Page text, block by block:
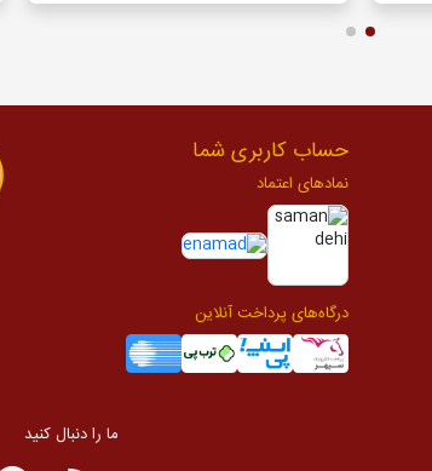
حساب کاربری شما
نمادهای اعتماد
درگاه‌های پرداخت آنلاین
ما را دنبال کنید